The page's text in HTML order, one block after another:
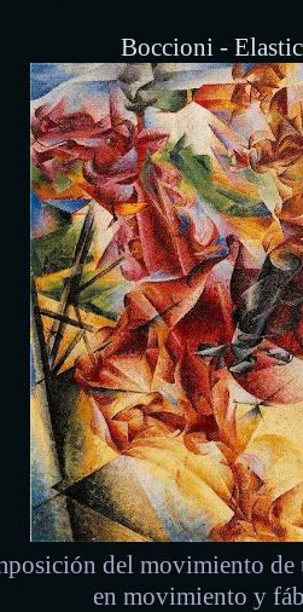
Boccioni -
del movimiento de
en movimiento y